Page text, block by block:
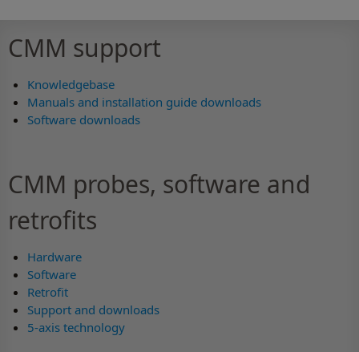
CMM support
Knowledgebase
Manuals and installation guide downloads
Software downloads
CMM probes, software and
retrofits
Hardware
Software
Retrofit
Support and downloads
5-axis technology